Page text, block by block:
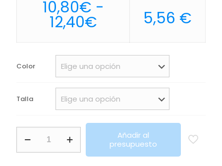
10,80€ -
12,40€Rango
precios:
desde
10,80€
hasta
12,40€
5,56 €
Color
Talla
Nova
Añadir al
presupuesto